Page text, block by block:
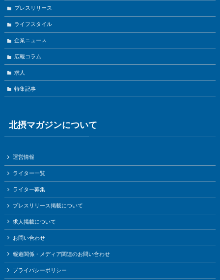
プレスリリース
ライフスタイル
企業ニュース
広報コラム
求人
特集記事
北摂マガジンについて
運営情報
ライター一覧
ライター募集
プレスリリース掲載について
求人掲載について
お問い合わせ
報道関係・メディア関連のお問い合わせ
プライバシーポリシー